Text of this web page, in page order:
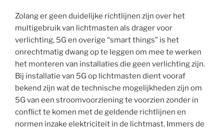
Zolang er geen duidelijke richtlijnen zijn over het
multigebruik van lichtmasten als drager voor
verlichting, 5G en overige “smart things” is het
onrechtmatig dwang op te leggen om mee te werken
het monteren van installaties die geen verlichting zijn.
Bij installatie van 5G op lichtmasten dient vooraf
bekend zijn wat de technische mogelijkheden zijn om
5G van een stroomvoorziening te voorzien zonder in
conflict te komen met de geldende richtlijnen en
normen inzake elektriciteit in de lichtmast. Immers de